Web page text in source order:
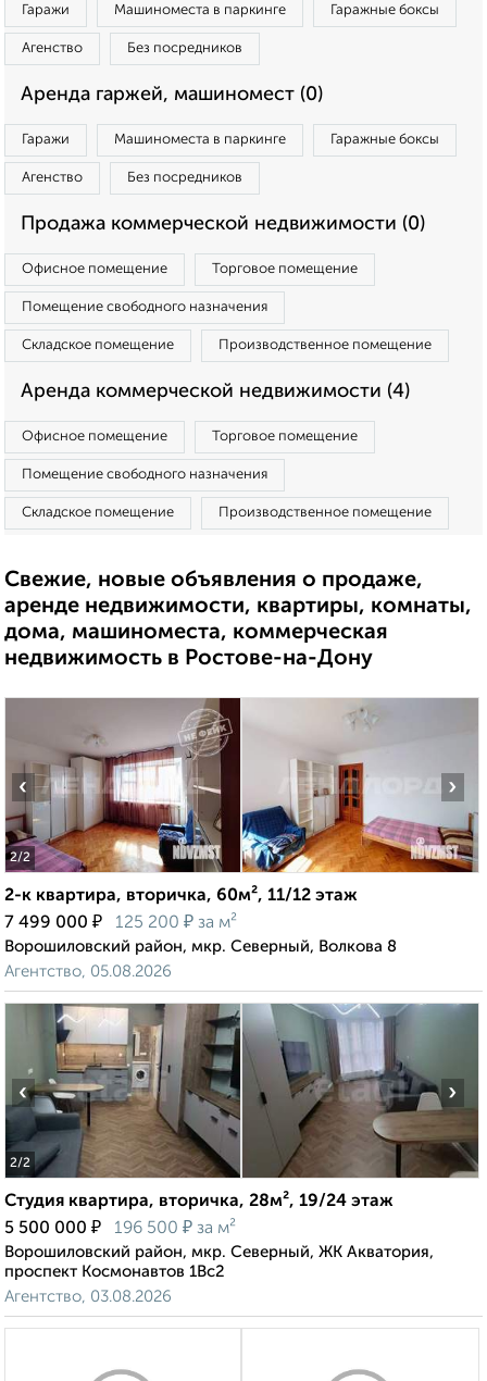
Гаражи Машиноместа в паркинге Гаражные боксы
Агенство Без посредников
Аренда гаржей, машиномест (0)
Гаражи Машиноместа в паркинге Гаражные боксы
Агенство Без посредников
Продажа коммерческой недвижимости (0)
Офисное помещение Торговое помещение
Помещение свободного назначения
Складское помещение Производственное помещение
Аренда коммерческой недвижимости (4)
Офисное помещение Торговое помещение
Помещение свободного назначения
Складское помещение Производственное помещение
Свежие, новые объявления о продаже,
аренде недвижимости, квартиры, комнаты,
дома, машиноместа, коммерческая
недвижимость в Ростове-на-Дону
2/2
‹ ›
2-к квартира, вторичка, 60м², 11/12 этаж
7 499 000 ₽ 125 200 ₽ за м²
Ворошиловский район, мкр. Северный, Волкова 8
Агентство, 05.08.2026
2/2
‹ ›
Студия квартира, вторичка, 28м², 19/24 этаж
5 500 000 ₽ 196 500 ₽ за м²
Ворошиловский район, мкр. Северный, ЖК Акватория,
проспект Космонавтов 1Вс2
Агентство, 03.08.2026